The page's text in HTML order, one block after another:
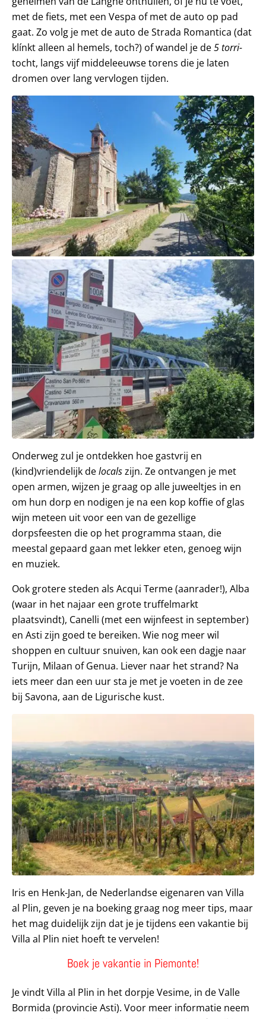
met de fiets, met een Vespa of met de auto op pad
gaat. Zo volg je met de auto de Strada Romantica (dat
klínkt alleen al hemels, toch?) of wandel je de5 torri-
tocht, langs vijf middeleeuwse torens die je laten
dromen over lang vervlogen tijden.
Onderweg zul je ontdekken hoe gastvrij en
(kind)vriendelijk delocalszijn. Ze ontvangen je met
open armen, wijzen je graag op alle juweeltjes in en
om hun dorp en nodigen je na een kop koffie of glas
wijn meteen uit voor een van de gezellige
dorpsfeesten die op het programma staan, die
meestal gepaard gaan met lekker eten, genoeg wijn
en muziek.
Ook grotere steden als Acqui Terme (aanrader!), Alba
(waar in het najaar een grote truffelmarkt
plaatsvindt), Canelli (met een wijnfeest in september)
en Asti zijn goed te bereiken. Wie nog meer wil
shoppen en cultuur snuiven, kan ook een dagje naar
Turijn, Milaan of Genua. Liever naar het strand? Na
iets meer dan een uur sta je met je voeten in de zee
bij Savona, aan de Ligurische kust.
Iris en Henk-Jan, de Nederlandse eigenaren van Villa
al Plin, geven je na boeking graag nog meer tips, maar
het mag duidelijk zijn dat je je tijdens een vakantie bij
Villa al Plin niet hoeft te vervelen!
Boek je vakantie in Piemonte!
Je vindt Villa al Plin in het dorpje Vesime, in de Valle
Bormida (provincie Asti). Voor meer informatie neem